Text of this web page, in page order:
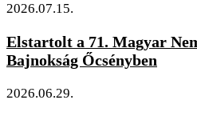
2026.07.15.
Elstartolt a 71. Magyar
Bajnokság Őcsényben
2026.06.29.